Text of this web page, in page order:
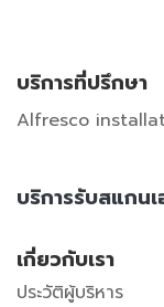
บริการที่ปรึกษา
Alfresco
บริการรับสแกน
เกี่ยวกับเรา
ประวัติผู้บริหาร